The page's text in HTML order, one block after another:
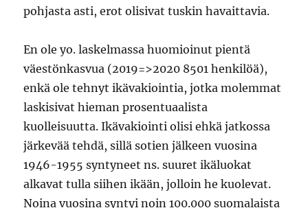
pohjasta asti, erot olisivat tuskin havaittavia.
En ole yo. laskelmassa huomioinut pientä
väestönkasvua (2019=>2020 8501 henkilöä),
enkä ole tehnyt ikävakiointia, jotka molemmat
laskisivat hieman prosentuaalista
kuolleisuutta. Ikävakiointi olisi ehkä jatkossa
järkevää tehdä, sillä sotien jälkeen vuosina
1946-1955 syntyneet ns. suuret ikäluokat
alkavat tulla siihen ikään, jolloin he kuolevat.
Noina vuosina syntyi noin 100.000 suomalaista